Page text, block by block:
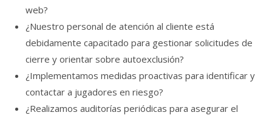
web?
¿Nuestro personal de atención al cliente está
debidamente capacitado para gestionar solicitudes de
cierre y orientar sobre autoexclusión?
¿Implementamos medidas proactivas para identificar y
contactar a jugadores en riesgo?
¿Realizamos auditorías periódicas para asegurar el